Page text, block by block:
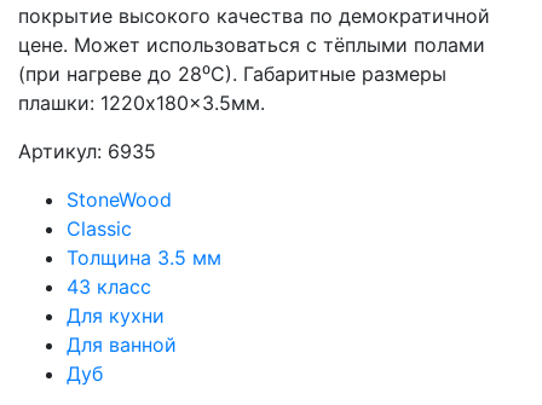
покрытие высокого качества по демократичной
цене. Может использоваться с тёплыми полами
(при нагреве до 28⁰С). Габаритные размеры
плашки: 1220x180x3.5мм.
Артикул: 6935
StoneWood
Classic
Толщина 3.5 мм
43 класс
Для кухни
Для ванной
Дуб